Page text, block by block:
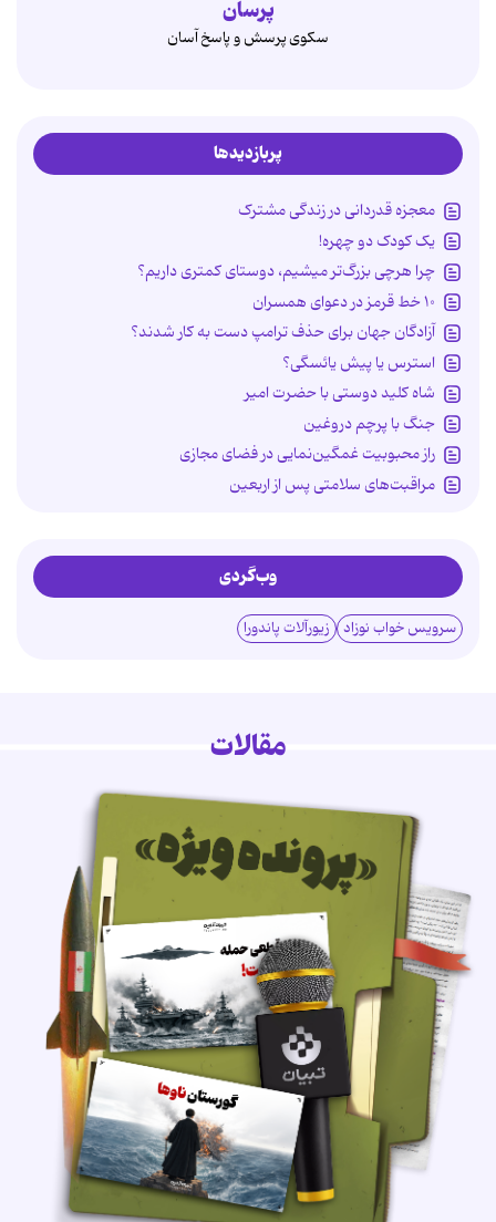
همدم
انتخاب آگاهانه، ازدواج پایدار
پربازدیدها
معجزه قدردانی در زندگی مشترک
یک کودک دو چهره!
چرا هرچی بزرگ‌تر میشیم، دوستای کمتری داریم؟
۱۰ خط قرمز در دعوای همسران
آزادگان جهان برای حذف ترامپ دست به کار شدند؟
استرس یا پیش یائسگی؟
شاه کلید دوستی با حضرت امیر
جنگ با پرچم دروغین
راز محبوبیت غمگین‌نمایی در فضای مجازی
مراقبت‌های سلامتی پس از اربعین
وب‌گردی
سرویس خواب نوزاد زیورآلات پاندورا
مقالات